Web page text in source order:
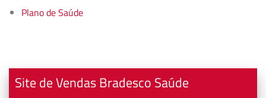
Plano de Saúde
Site de Vendas Bradesco Saúde